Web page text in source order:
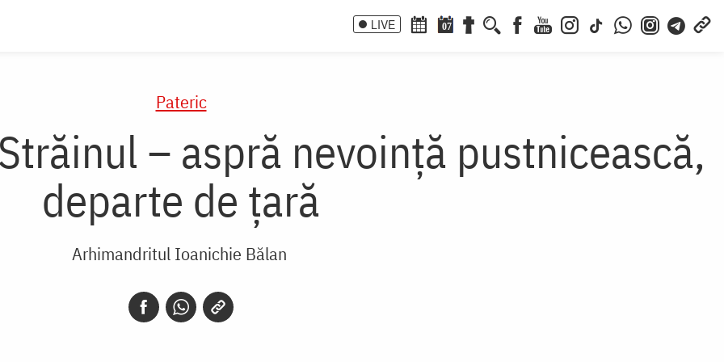
LIVE 07
Pateric
– aspră nevoință pustnicească,
departe de țară
Arhimandritul Ioanichie Bălan